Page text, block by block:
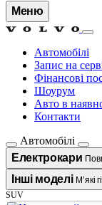
Меню
Автомобілі
Запис на
Фінансові
Шоурум
Авто в
Контакти
Автомобілі
Електрокари
Інші моделі М’які
SUV